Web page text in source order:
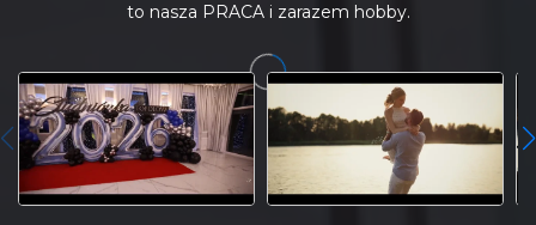
to nasza PRACA i zarazem hobby.